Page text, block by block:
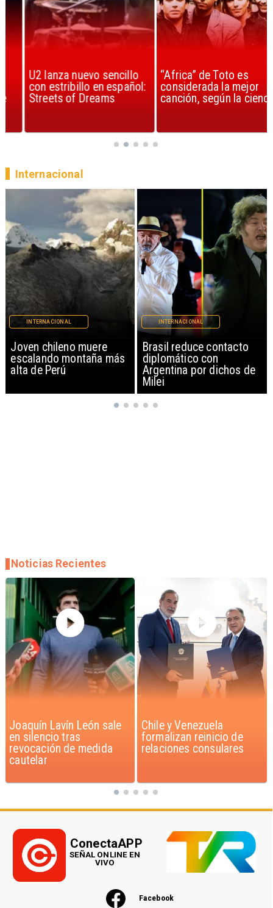
U2 lanza nuevo sencillo
con estribillo en español:
Streets of Dreams
“Africa” de Toto es
considerada la mejor
canción, según la ciencia
Brasil reduce contacto
diplomático con
Argentina por dichos de
INTERNACIONAL
China restringe
exportación de drones a
EEUU y sanciona
empresas
INTERNACIONAL
Internacional
Chile y Venezuela
formalizan reinicio de
relaciones consulares
Feriantes rechazan
dichos de Camila Flores
sobre Fabiola Campillai
Noticias Recientes
Facebook
ConectaAPP
SEÑAL ONLINE EN
VIVO